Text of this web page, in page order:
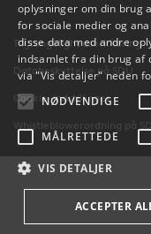
Tilgængelighedserklæring
Databeskyttelse på SDU
Cookie-indstillinger
Whistleblowerordning på
oplysninger om din brug
for sociale medier og
disse data med andre
indsamlet fra din brug af
via "Vis detaljer" neden
NØDVENDIGE
MÅLRETTEDE
VIS DETALJER
ACCEPTER